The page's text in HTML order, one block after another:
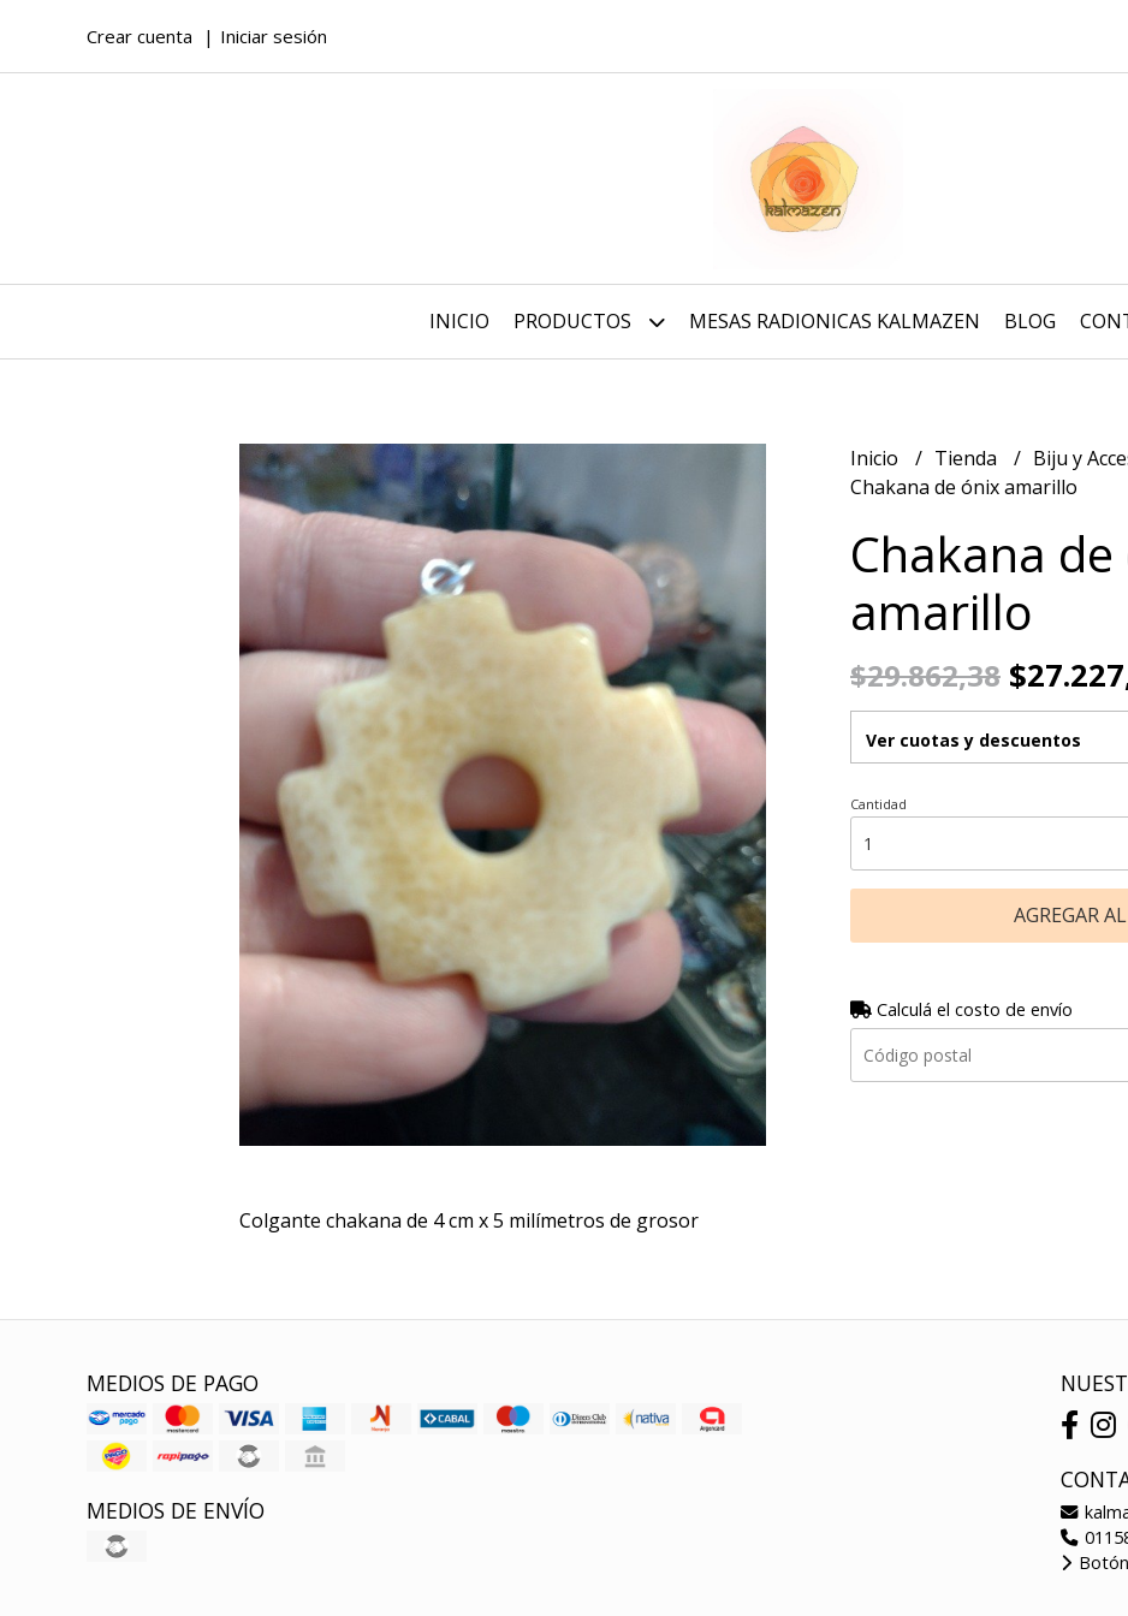
Crear cuenta Iniciar sesión
INICIO PRODUCTOS MESAS RADIONICAS KALMAZEN BLOG
Colgante chakana de 4 cm x 5 milímetros de grosor
Inicio Tienda
Biju y
Chakana de ónix amarillo
Chakana
amarillo
$29.862,38
Ver cuotas y descuentos
Cantidad
AGREGAR
Calculá el costo de envío
MEDIOS DE PAGO
MEDIOS DE ENVÍO